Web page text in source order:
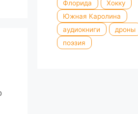
Флорида
Хокку
Южная Каролина
аудиокниги
дроны
поэзия